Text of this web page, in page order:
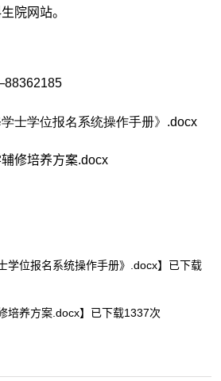
院网站。
88362185
士学位报名系统操作手册》.docx
修培养方案.docx
学位报名系统操作手册》.docx】已下载
培养方案.docx】已下载1337次